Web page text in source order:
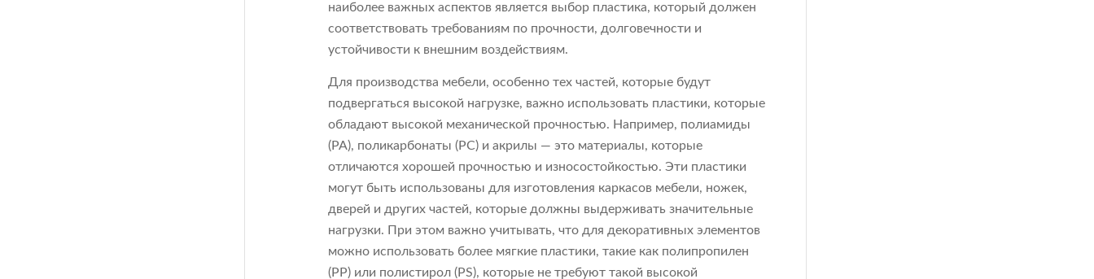
наиболее важных аспектов является выбор пластика, который должен
соответствовать требованиям по прочности, долговечности и
устойчивости к внешним воздействиям.
Для производства мебели, особенно тех частей, которые будут
подвергаться высокой нагрузке, важно использовать пластики, которые
обладают высокой механической прочностью. Например, полиамиды
(PA), поликарбонаты (PC) и акрилы — это материалы, которые
отличаются хорошей прочностью и износостойкостью. Эти пластики
могут быть использованы для изготовления каркасов мебели, ножек,
дверей и других частей, которые должны выдерживать значительные
нагрузки. При этом важно учитывать, что для декоративных элементов
можно использовать более мягкие пластики, такие как полипропилен
(PP) или полистирол (PS), которые не требуют такой высокой